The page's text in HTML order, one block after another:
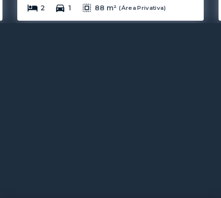
2 1 88 m² (Área Privativa)